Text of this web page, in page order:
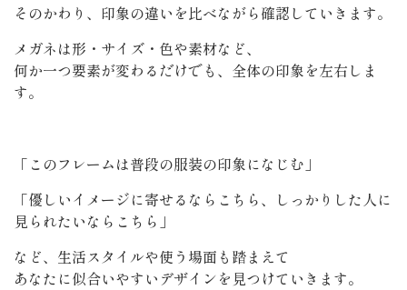
そのかわり、印象の違いを比べながら確認していきます。
メガネは形・サイズ・色や素材など、
何か一つ要素が変わるだけでも、全体の印象を左右しま
す。
「このフレームは普段の服装の印象になじむ」
「優しいイメージに寄せるならこちら、しっかりした人に
見られたいならこちら」
など、生活スタイルや使う場面も踏まえて
あなたに似合いやすいデザインを見つけていきます。